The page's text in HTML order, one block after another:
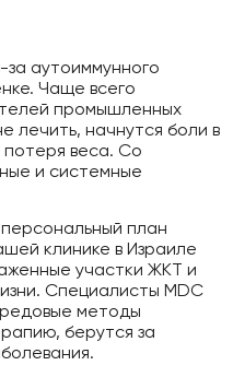
за аутоиммунного
Чаще всего
промышленных
лечить, начнутся боли в
потеря веса. Со
и системные
план
клинике в Израиле
участки ЖКТ и
Специалисты MDC
методы
берутся за